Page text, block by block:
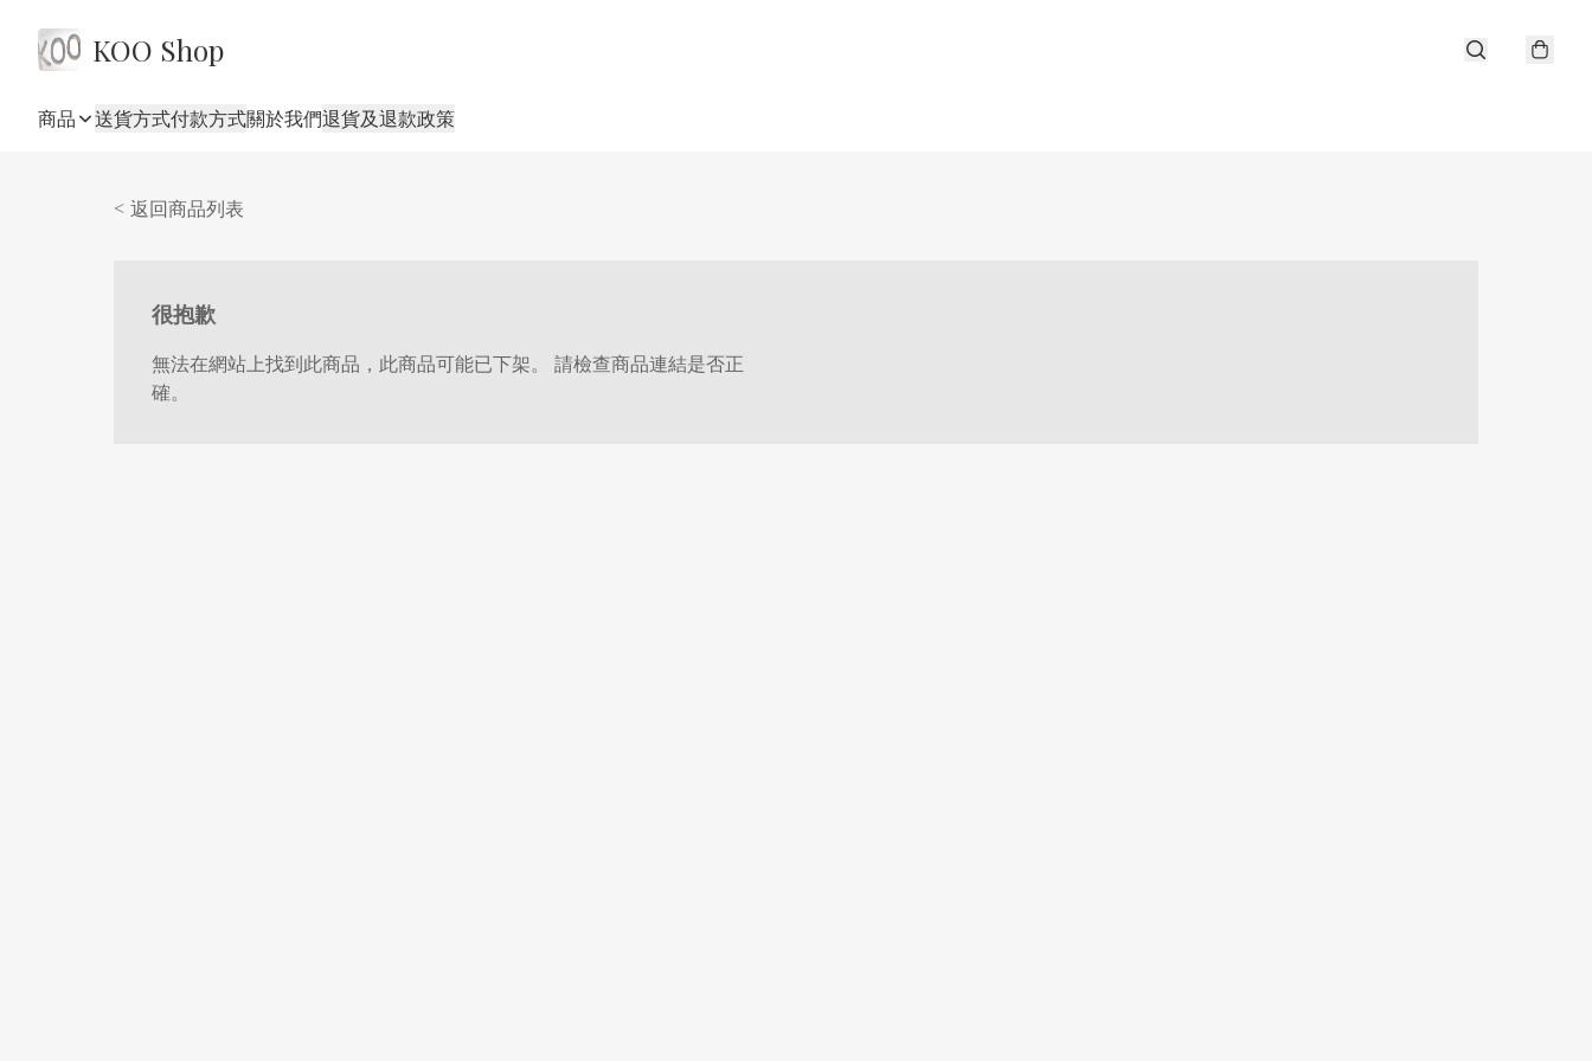
KOO Shop
商品 送貨方式付款方式關於我們退貨及退款政策
< 返回商品列表
很抱歉
無法在網站上找到此商品，此商品可能已下架。 請檢查商品連結是否正
確。